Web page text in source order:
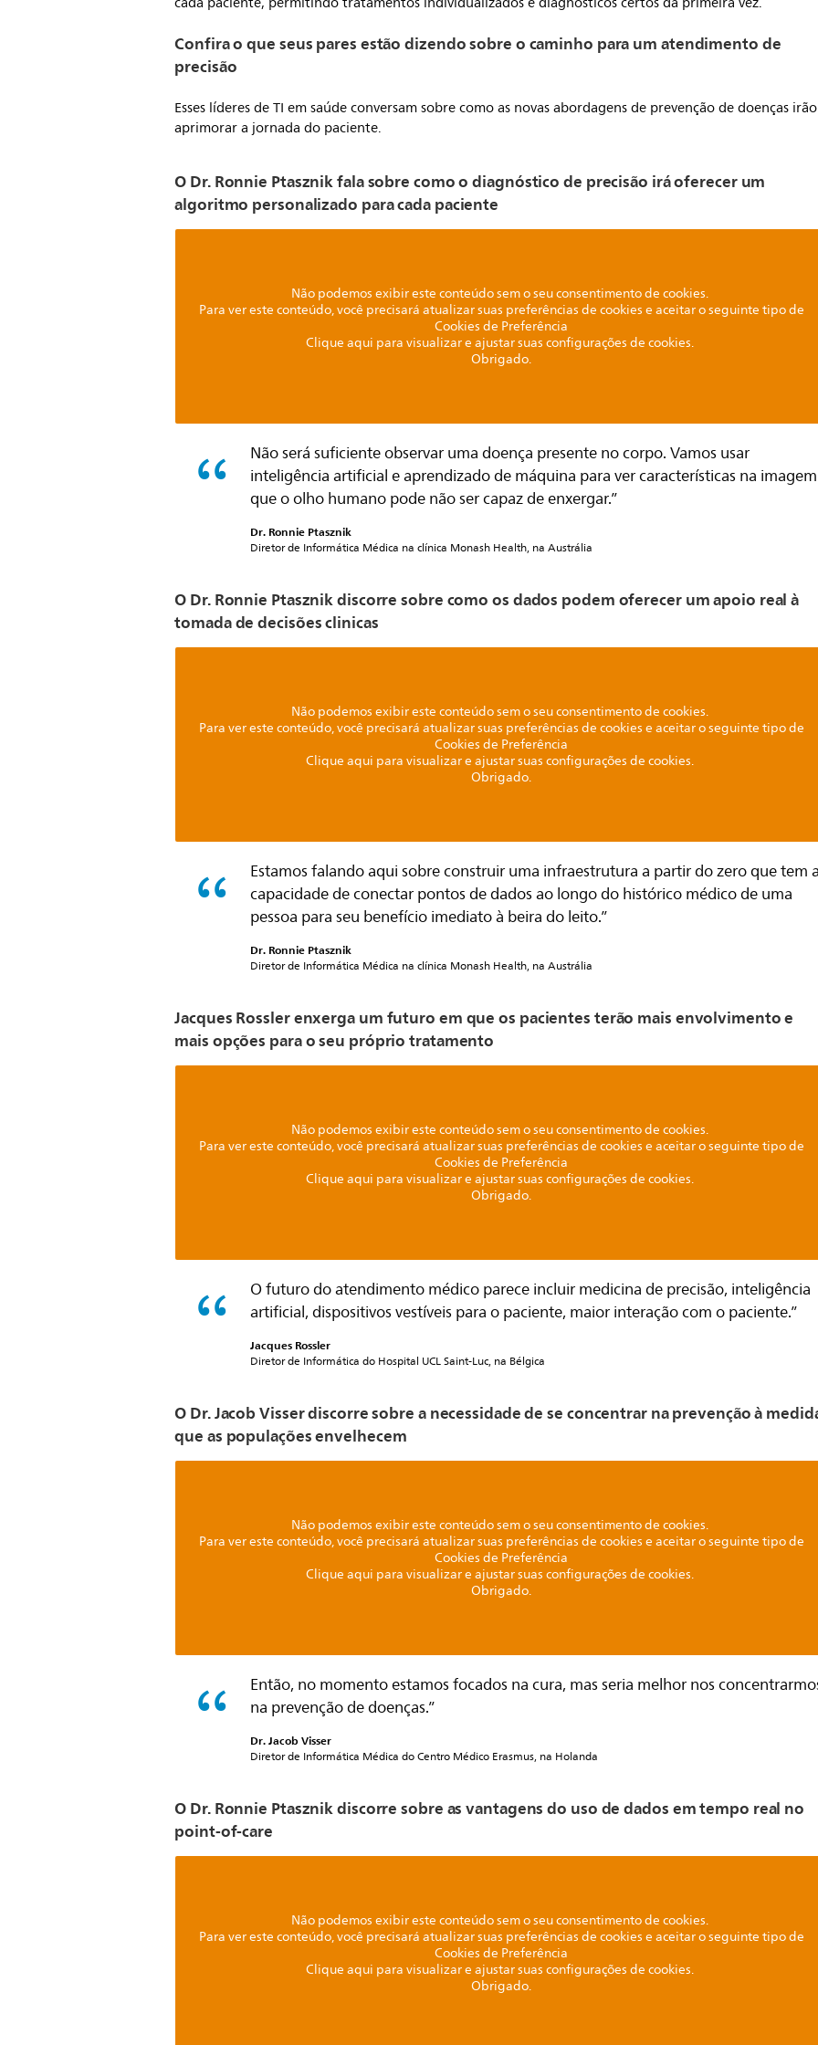
Confira o que seus pares estão dizendo sobre o caminho para um atendimento de
precisão
Esses líderes de TI em saúde conversam sobre como as novas abordagens de prevenção de doenças irão
aprimorar a jornada do paciente.
O Dr. Ronnie Ptasznik fala sobre como o diagnóstico de precisão irá oferecer um
algoritmo personalizado para cada paciente
Não podemos exibir este conteúdo sem o seu consentimento de cookies.
Para ver este conteúdo, você precisará atualizar suas preferências de cookies e aceitar o seguinte tipo de
Cookies de Preferência
Clique aqui para visualizar e ajustar suas configurações de cookies.
Obrigado.
Não será suficiente observar uma doença presente no corpo. Vamos usar
inteligência artificial e aprendizado de máquina para ver características na imagem
que o olho humano pode não ser capaz de enxergar.”
Dr. Ronnie Ptasznik
Diretor de Informática Médica na clínica Monash Health, na Austrália
O Dr. Ronnie Ptasznik discorre sobre como os dados podem oferecer um apoio real à
tomada de decisões clinicas
Não podemos exibir este conteúdo sem o seu consentimento de cookies.
Para ver este conteúdo, você precisará atualizar suas preferências de cookies e aceitar o seguinte tipo de
Cookies de Preferência
Clique aqui para visualizar e ajustar suas configurações de cookies.
Obrigado.
Estamos falando aqui sobre construir uma infraestrutura a partir do zero que tem
capacidade de conectar pontos de dados ao longo do histórico médico de uma
pessoa para seu benefício imediato à beira do leito.”
Dr. Ronnie Ptasznik
Diretor de Informática Médica na clínica Monash Health, na Austrália
Jacques Rossler enxerga um futuro em que os pacientes terão mais envolvimento e
mais opções para o seu próprio tratamento
Não podemos exibir este conteúdo sem o seu consentimento de cookies.
Para ver este conteúdo, você precisará atualizar suas preferências de cookies e aceitar o seguinte tipo de
Cookies de Preferência
Clique aqui para visualizar e ajustar suas configurações de cookies.
Obrigado.
O futuro do atendimento médico parece incluir medicina de precisão, inteligência
artificial, dispositivos vestíveis para o paciente, maior interação com o paciente.”
Jacques Rossler
Diretor de Informática do Hospital UCL Saint-Luc, na Bélgica
O Dr. Jacob Visser discorre sobre a necessidade de se concentrar na prevenção à
que as populações envelhecem
Não podemos exibir este conteúdo sem o seu consentimento de cookies.
Para ver este conteúdo, você precisará atualizar suas preferências de cookies e aceitar o seguinte tipo de
Cookies de Preferência
Clique aqui para visualizar e ajustar suas configurações de cookies.
Obrigado.
Então, no momento estamos focados na cura, mas seria melhor nos
na prevenção de doenças.”
Dr. Jacob Visser
Diretor de Informática Médica do Centro Médico Erasmus, na Holanda
O Dr. Ronnie Ptasznik discorre sobre as vantagens do uso de dados em tempo real no
point-of-care
Não podemos exibir este conteúdo sem o seu consentimento de cookies.
Para ver este conteúdo, você precisará atualizar suas preferências de cookies e aceitar o seguinte tipo de
Cookies de Preferência
Clique aqui para visualizar e ajustar suas configurações de cookies.
Obrigado.